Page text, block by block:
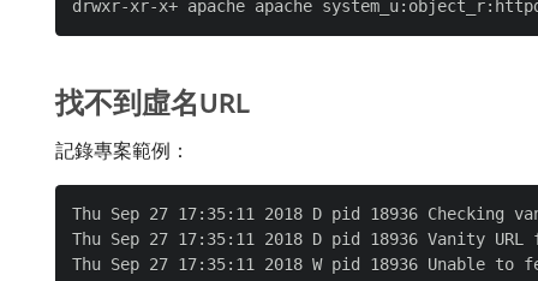
找不到虛名URL
記錄專案範例：
Thu Sep 27 17:35:11 2018 D pid 18936 Checking
Thu Sep 27 17:35:11 2018 D pid 18936 Vanity